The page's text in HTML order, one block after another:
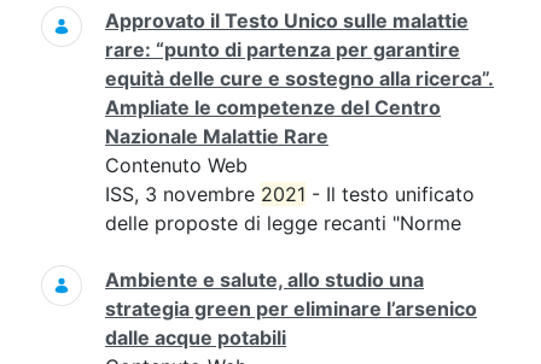
Approvato il Testo Unico sulle malattie
rare: “punto di partenza per garantire
equità delle cure e sostegno alla ricerca”.
Ampliate le competenze del Centro
Nazionale Malattie Rare
Contenuto Web
ISS, 3 novembre 2021 - Il testo unificato
delle proposte di legge recanti "Norme
Ambiente e salute, allo studio una
strategia green per eliminare l’arsenico
dalle acque potabili